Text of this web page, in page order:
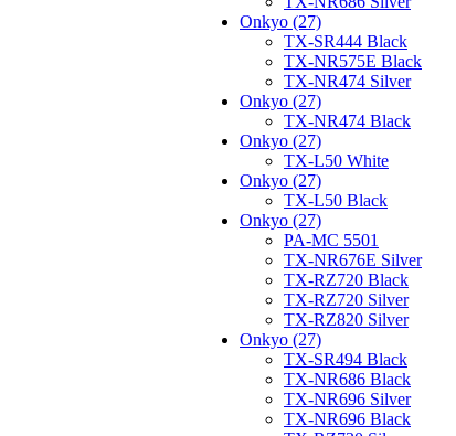
Onkyo (27)
TX-SR444 Black
TX-NR575E Black
TX-NR474 Silver
Onkyo (27)
TX-NR474 Black
Onkyo (27)
TX-L50 White
Onkyo (27)
TX-L50 Black
Onkyo (27)
PA-MC 5501
TX-NR676E Silver
TX-RZ720 Black
TX-RZ720 Silver
TX-RZ820 Silver
Onkyo (27)
TX-SR494 Black
TX-NR686 Black
TX-NR696 Silver
TX-NR696 Black